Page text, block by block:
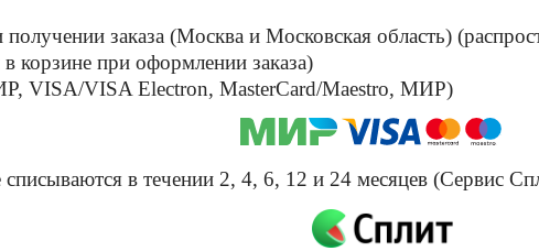
заказа (Москва и Московская область)
корзине при оформлении заказа)
VISA/VISA Electron, MasterCard/Maestro, МИР)
списываются в течении 2, 4, 6, 12 и 24 месяцев (Сервис